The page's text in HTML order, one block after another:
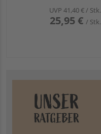
UVP 41,40 €/ Stk.
25,95 € / Stk.